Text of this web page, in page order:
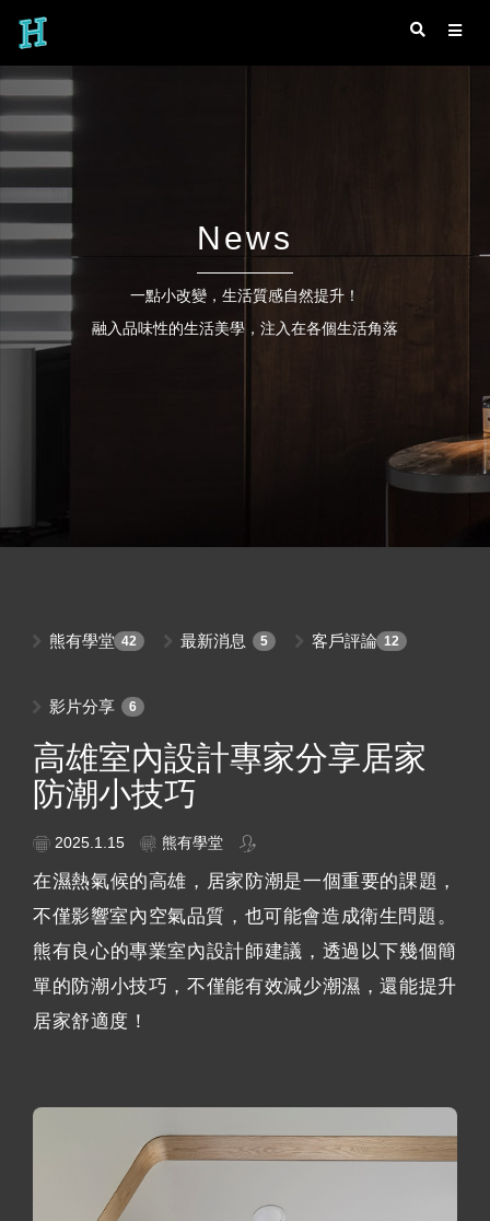
News
一點小改變，生活質感自然提升！
融入品味性的生活美學，注入在各個生活角落
熊有學堂 42 最新消息 5 客戶評論 12
影片分享 6
高雄室內設計專家分享居家
防潮小技巧
2025.1.15 熊有學堂
在濕熱氣候的高雄，居家防潮是一個重要的課題，
不僅影響室內空氣品質，也可能會造成衛生問題。
熊有良心的專業室內設計師建議，透過以下幾個簡
單的防潮小技巧，不僅能有效減少潮濕，還能提升
居家舒適度！